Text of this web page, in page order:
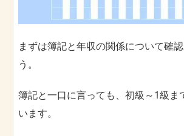
まずは簿記と年収の関係について確
う。
簿記と一口に言っても、初級～1級ま
います。